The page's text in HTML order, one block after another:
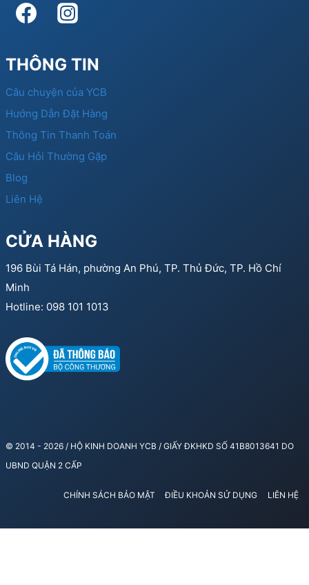
THÔNG TIN
Câu chuyện của YCB
Hướng Dẫn Đặt Hàng
Thông Tin Thanh Toán
Câu Hỏi Thường Gặp
Blog
Liên Hệ
CỬA HÀNG
196 Bùi Tá Hán, phường An Phú, TP. Thủ Đức, TP. Hồ Chí
Minh
Hotline: 098 101 1013
© 2014 - 2026 / HỘ KINH DOANH YCB / GIẤY ĐKHKD SỐ 41B8013641 DO
UBND QUẬN 2 CẤP
CHÍNH SÁCH BẢO MẬT ĐIỀU KHOẢN SỬ DỤNG LIÊN HỆ